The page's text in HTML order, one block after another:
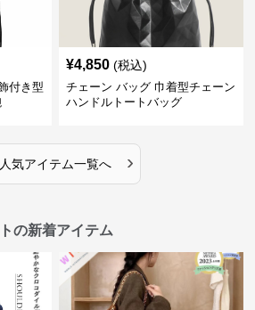
付き型
¥4,850 (税込)
チェーン バッグ 巾着型チェーン
ハンドルトートバッグ
人気アイテム一覧へ ›
の新着アイテム